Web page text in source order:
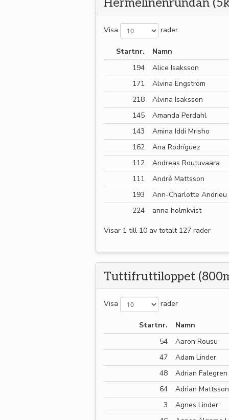
Hermelinenrundan
Visa rader
Startnr.
Namn
194
Alice Isaksson
171
Alvina Engström
218
Alvina Isaksson
145
Amanda Perdahl
143
Amina Iddi Mrisho
162
Ana Rodríguez
112
Andreas Routuvaara
111
André Mattsson
193
Ann-Charlotte Andrieu
224
anna holmkvist
Visar 1 till 10 av totalt 127 rader
Tuttifruttiloppet
Visa rader
Startnr.
Namn
54
Aaron Rousu
47
Adam Linder
48
Adrian Falegren
64
Adrian Mattsson
3
Agnes Linder